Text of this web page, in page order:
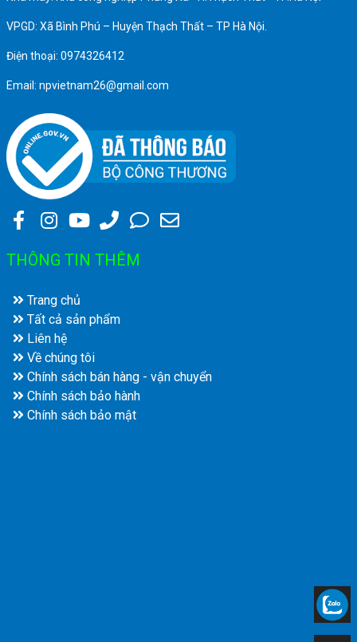
VPGD: Xã Bình Phú – Huyện Thạch Thất – TP Hà Nội.
Điện thoại: 0974326412
Email: npvietnam26@gmail.com
THÔNG TIN THÊM
Trang chủ
Tất cả sản phẩm
Liên hệ
Về chúng tôi
Chính sách bán hàng - vận chuyển
Chính sách bảo hành
Chính sách bảo mật